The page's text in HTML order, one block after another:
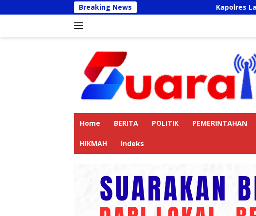
ke
Breaking News Kapolres Langkat Ajak
Home BERITA POLITIK PEMERINTAHAN
HIKMAH Indeks